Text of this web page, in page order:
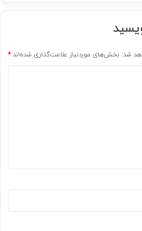
شد. بخش‌های موردنیاز علامت‌گذاری شده‌اند*